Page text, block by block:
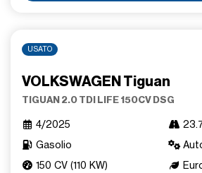
USATO
VOLKSWAGEN Tiguan
TIGUAN 2.0 TDI LIFE 150CV DSG
4/2025
Gasolio
150 CV (110 KW)